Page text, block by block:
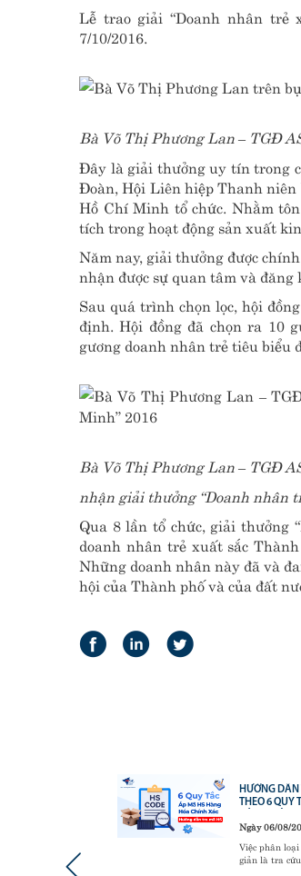
Lễ trao giải “Doanh nhân trẻ
7/10/2016.
Bà Võ Thị Phương Lan – TGĐ
Đây là giải thưởng uy tín trong
Đoàn, Hội Liên hiệp Thanh
Hồ Chí Minh tổ chức. Nhằm
tích trong hoạt động sản xuất
Năm nay, giải thưởng được
nhận được sự quan tâm và
Sau quá trình chọn lọc, hội
định. Hội đồng đã chọn ra 10
gương doanh nhân trẻ tiêu biểu
Bà Võ Thị Phương Lan – TGĐ
nhận giải thưởng “Doanh nhân
Qua 8 lần tổ chức, giải thưởng
doanh nhân trẻ xuất sắc
Những doanh nhân này đã và
hội của Thành phố và của đất
HƯỚNG DẪN
THEO 6 QUY
Ngày 06/08/
Việc phân
giản là tra cứu